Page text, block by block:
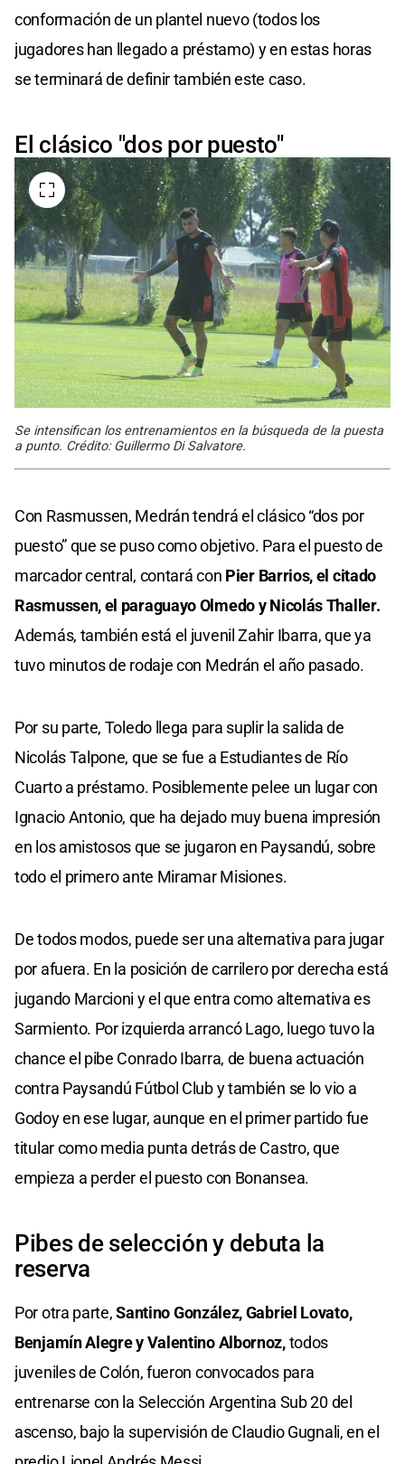
conformación de un plantel nuevo (todos los
jugadores han llegado a préstamo) y en estas horas
se terminará de definir también este caso.
El clásico "dos por puesto"
Se intensifican los entrenamientos en la búsqueda de la puesta
a punto. Crédito: Guillermo Di Salvatore.
Con Rasmussen, Medrán tendrá el clásico “dos por
puesto” que se puso como objetivo. Para el puesto de
marcador central, contará con Pier Barrios, el citado
Rasmussen, el paraguayo Olmedo y Nicolás Thaller.
Además, también está el juvenil Zahir Ibarra, que ya
tuvo minutos de rodaje con Medrán el año pasado.
Por su parte, Toledo llega para suplir la salida de
Nicolás Talpone, que se fue a Estudiantes de Río
Cuarto a préstamo. Posiblemente pelee un lugar con
Ignacio Antonio, que ha dejado muy buena impresión
en los amistosos que se jugaron en Paysandú, sobre
todo el primero ante Miramar Misiones.
De todos modos, puede ser una alternativa para jugar
por afuera. En la posición de carrilero por derecha está
jugando Marcioni y el que entra como alternativa es
Sarmiento. Por izquierda arrancó Lago, luego tuvo la
chance el pibe Conrado Ibarra, de buena actuación
contra Paysandú Fútbol Club y también se lo vio a
Godoy en ese lugar, aunque en el primer partido fue
titular como media punta detrás de Castro, que
empieza a perder el puesto con Bonansea.
Pibes de selección y debuta la
reserva
Por otra parte,Santino González, Gabriel Lovato,
Benjamín Alegre y Valentino Albornoz,todos
juveniles de Colón, fueron convocados para
entrenarse con la Selección Argentina Sub 20 del
ascenso, bajo la supervisión de Claudio Gugnali, en el